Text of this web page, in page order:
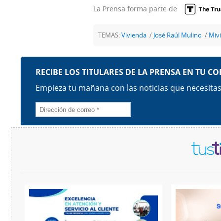
La Prensa forma parte de
TEMAS:Vivienda José Raúl Mulino